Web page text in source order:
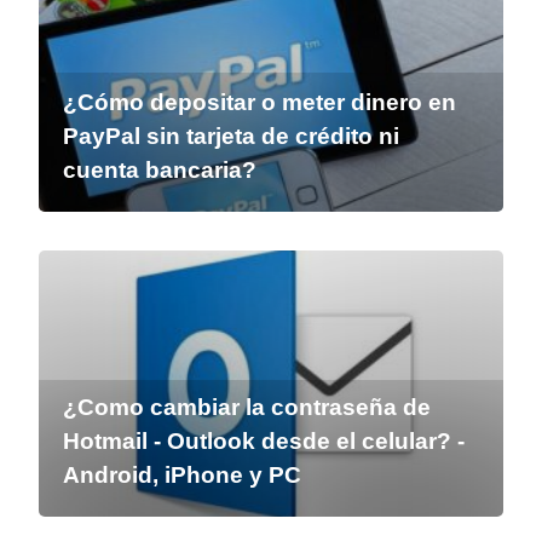
¿Cómo depositar o meter dinero en
PayPal sin tarjeta de crédito ni
cuenta bancaria?
¿Como cambiar la contraseña de
Hotmail - Outlook desde el celular? -
Android, iPhone y PC